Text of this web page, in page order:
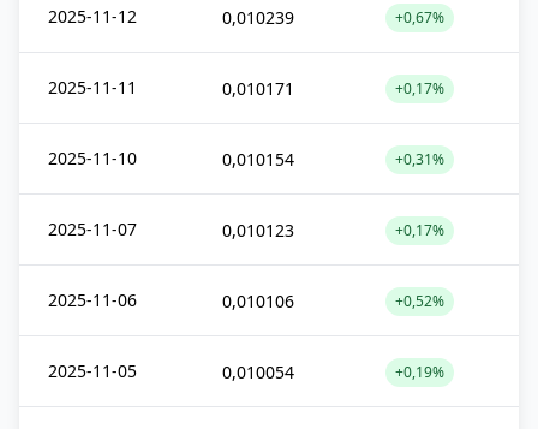
2025-11-12 0,010239 +0,67%
2025-11-11 0,010171 +0,17%
2025-11-10 0,010154 +0,31%
2025-11-07 0,010123 +0,17%
2025-11-06 0,010106 +0,52%
2025-11-05 0,010054 +0,19%